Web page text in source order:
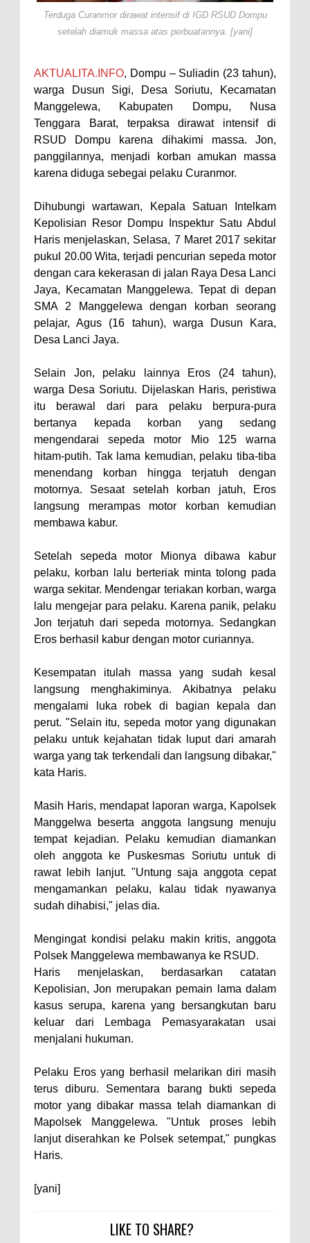
Antusiasnya Warga dan Polisi
Wali Kota Bima Tinjau Finalisasi
Pembangunan RSUD Kota Bima,
Pastikan Pemindahan Layanan
Berjalan Bertahap
"Polisi Peduli" Satsamapta
Atasi Krisis Air Bersih
Wali Kota Bima Tinjau Rumah
Warga Tidak Layak Huni di
Kelurahan Oi Mbo, Dorong
Percepatan Bantuan BSPS
Wakil Wali Kota Bima
Persiapan DAK 2027 ke BPJN
NTB
Wali Kota Tekankan Disiplin ASN
dan Penguatan Kolaborasi
Wali Kota Bima Hadiri Rakornas
Kelautan dan Perikanan
Pemkot Jawab Pandangan
Pelaksanaan APBD Kota Bima
Pimpin Upacara HUT
Bhayangkara Ke-80, Kapolres
Bima: Jadikan Tugas Sebagai
Ibadah, Kepercayaan Rakyat
Landasan Utama
Kado HUT Bhayangkara Ke-80,
Kapolres Bima Pimpin Kenaikan
Pangkat 42 Personel
Bakti Sosial Bhayangkara Ke-80,
Bersih
Polsek Bolo Bongkar Peredaran
Sabu di Tambe, 2 Pria
Diamankan Bersama 23 Poket
Sabu Siap Edar
Menjemput Korban Kekerasan
Kapolres Bima Beri Penghargaan
ke Kades dan Ketua RT Yang
Aktif Bantu Polisi Berantas
Narkoba
Terduga Curanmor dirawat intensif di IGD RSUD Dompu
setelah diamuk massa atas perbuatannya. [yani]
AKTUALITA.INFO, Dompu – Suliadin (23 tahun),
warga Dusun Sigi, Desa Soriutu, Kecamatan
Manggelewa, Kabupaten Dompu, Nusa
Tenggara Barat, terpaksa dirawat intensif di
RSUD Dompu karena dihakimi massa. Jon,
panggilannya, menjadi korban amukan massa
karena diduga sebegai pelaku Curanmor.
Dihubungi wartawan, Kepala Satuan Intelkam
Kepolisian Resor Dompu Inspektur Satu Abdul
Haris menjelaskan, Selasa, 7 Maret 2017 sekitar
pukul 20.00 Wita, terjadi pencurian sepeda motor
dengan cara kekerasan di jalan Raya Desa Lanci
Jaya, Kecamatan Manggelewa. Tepat di depan
SMA 2 Manggelewa dengan korban seorang
pelajar, Agus (16 tahun), warga Dusun Kara,
Desa Lanci Jaya.
Selain Jon, pelaku lainnya Eros (24 tahun),
warga Desa Soriutu. Dijelaskan Haris, peristiwa
itu berawal dari para pelaku berpura-pura
bertanya kepada korban yang sedang
mengendarai sepeda motor Mio 125 warna
hitam-putih. Tak lama kemudian, pelaku tiba-tiba
menendang korban hingga terjatuh dengan
motornya. Sesaat setelah korban jatuh, Eros
langsung merampas motor korban kemudian
membawa kabur.
Setelah sepeda motor Mionya dibawa kabur
pelaku, korban lalu berteriak minta tolong pada
warga sekitar. Mendengar teriakan korban, warga
lalu mengejar para pelaku. Karena panik, pelaku
Jon terjatuh dari sepeda motornya. Sedangkan
Eros berhasil kabur dengan motor curiannya.
Kesempatan itulah massa yang sudah kesal
langsung menghakiminya. Akibatnya pelaku
mengalami luka robek di bagian kepala dan
perut. "Selain itu, sepeda motor yang digunakan
pelaku untuk kejahatan tidak luput dari amarah
warga yang tak terkendali dan langsung dibakar,"
kata Haris.
Masih Haris, mendapat laporan warga, Kapolsek
Manggelwa beserta anggota langsung menuju
tempat kejadian. Pelaku kemudian diamankan
oleh anggota ke Puskesmas Soriutu untuk di
rawat lebih lanjut. "Untung saja anggota cepat
mengamankan pelaku, kalau tidak nyawanya
sudah dihabisi," jelas dia.
Mengingat kondisi pelaku makin kritis, anggota
Polsek Manggelewa membawanya ke RSUD.
Haris menjelaskan, berdasarkan catatan
Kepolisian, Jon merupakan pemain lama dalam
kasus serupa, karena yang bersangkutan baru
keluar dari Lembaga Pemasyarakatan usai
menjalani hukuman.
Pelaku Eros yang berhasil melarikan diri masih
terus diburu. Sementara barang bukti sepeda
motor yang dibakar massa telah diamankan di
Mapolsek Manggelewa. "Untuk proses lebih
lanjut diserahkan ke Polsek setempat," pungkas
Haris.
[yani]
LIKE TO SHARE?